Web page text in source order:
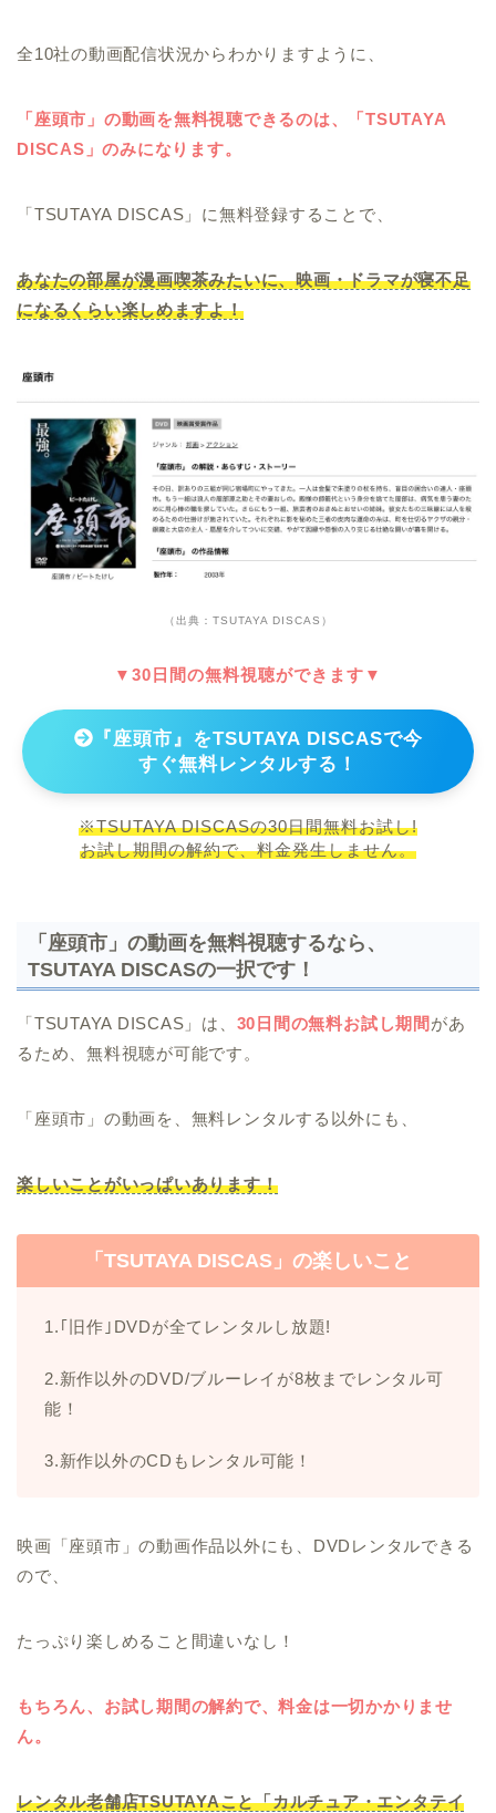
全10社の動画配信状況からわかりますように、
「座頭市」の動画を無料視聴できるのは、「TSUTAYA
DISCAS」のみになります。
「TSUTAYA DISCAS」に無料登録することで、
あなたの部屋が漫画喫茶みたいに、映画・ドラマが寝不足
になるくらい楽しめますよ！
（出典：TSUTAYA DISCAS）
▼30日間の無料視聴ができます▼
『座頭市』をTSUTAYA DISCASで今
すぐ無料レンタルする！
※TSUTAYA DISCASの30日間無料お試し!
お試し期間の解約で、料金発生しません。
「座頭市」の動画を無料視聴するなら、
TSUTAYA DISCASの一択です！
「TSUTAYA DISCAS」は、 30日間の無料お試し期間 があ
るため、無料視聴が可能です。
「座頭市」の動画を、無料レンタルする以外にも、
楽しいことがいっぱいあります！
「TSUTAYA DISCAS」の楽しいこと
1.｢旧作｣DVDが全てレンタルし放題!
2.新作以外のDVD/ブルーレイが8枚までレンタル可
能！
3.新作以外のCDもレンタル可能！
映画「座頭市」の動画作品以外にも、DVDレンタルできる
ので、
たっぷり楽しめること間違いなし！
もちろん、お試し期間の解約で、料金は一切かかりませ
ん。
レンタル老舗店TSUTAYAこと「カルチュア・エンタテイ